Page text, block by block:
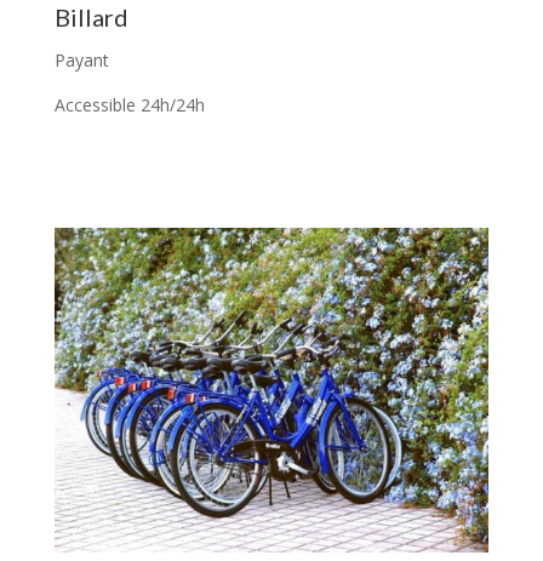
Billard
Payant
Accessible 24h/24h